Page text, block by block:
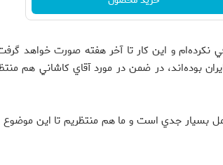
بوده‌اند، در ضمن در مورد آقاي كاشاني هم
بسيار جدي است و ما هم منتظريم تا اين موضوع